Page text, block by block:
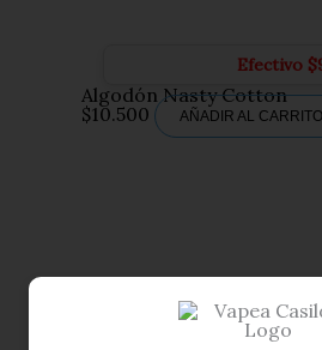
Efectivo $
Algodón Nasty Cotton
$10.500 AÑADIR AL CARRITO